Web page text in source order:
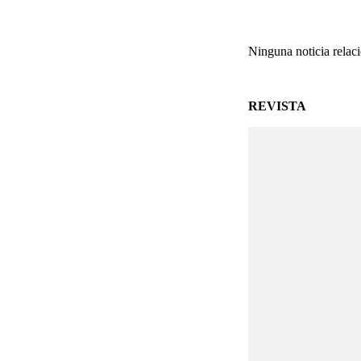
Ninguna noticia
REVISTA